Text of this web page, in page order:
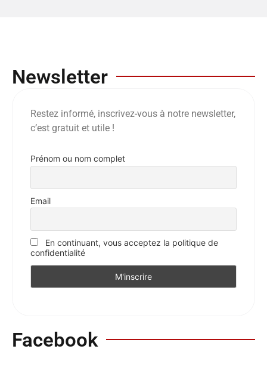
Newsletter
Restez informé, inscrivez-vous à notre newsletter,
c’est gratuit et utile !
Prénom ou nom complet
Email
En continuant, vous acceptez la politique de
confidentialité
Facebook